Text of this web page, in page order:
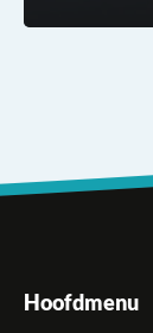
Hoofdmenu